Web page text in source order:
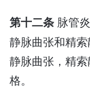
第十二条 脉管
静脉曲张和精
静脉曲张，精
格。